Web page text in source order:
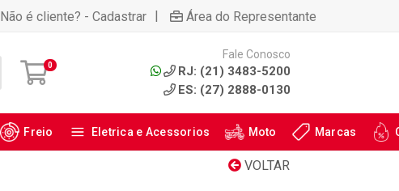
Não é cliente? - Cadastrar | Área do Representante
0
Fale Conosco
RJ: (21) 3483-5200
ES: (27) 2888-0130
Freio Eletrica e Acessorios Moto Marcas
VOLTAR